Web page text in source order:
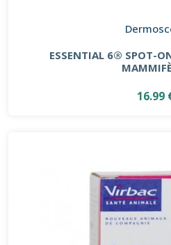
ESSENTIAL 6® SPOT-
16.99